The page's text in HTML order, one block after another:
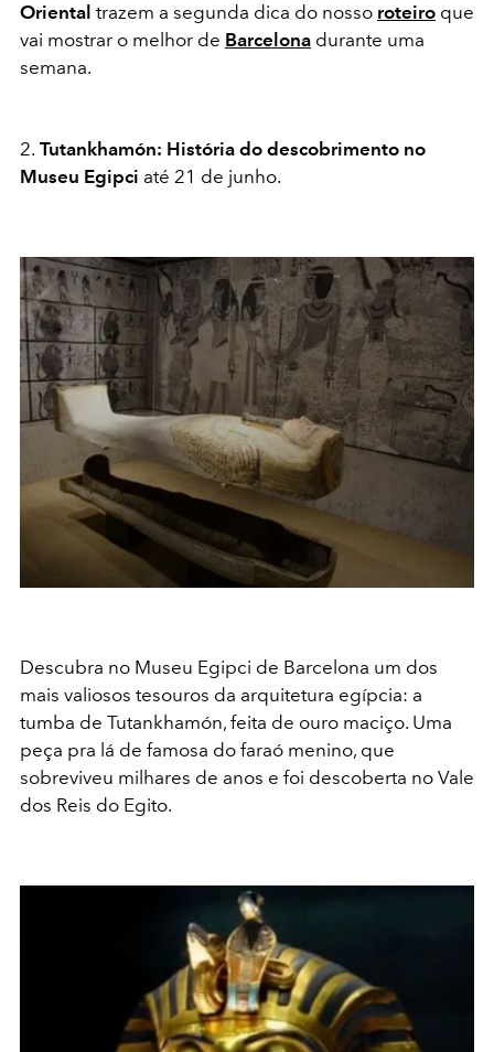
Oriental trazem a segunda dica do nosso roteiro que
vai mostrar o melhor de Barcelona durante uma
semana.
2. Tutankhamón: História do descobrimento no
Museu Egipci até 21 de junho.
Descubra no Museu Egipci de Barcelona um dos
mais valiosos tesouros da arquitetura egípcia: a
tumba de Tutankhamón, feita de ouro maciço. Uma
peça pra lá de famosa do faraó menino, que
sobreviveu milhares de anos e foi descoberta no Vale
dos Reis do Egito.